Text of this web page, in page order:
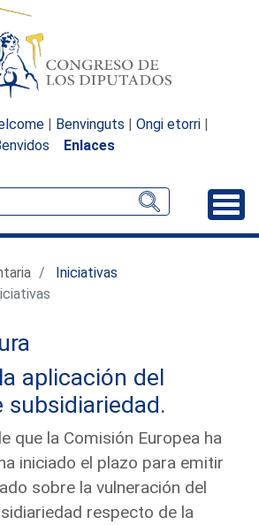
| Benvinguts | Ongi etorri |
Enlaces
Iniciativas
aplicación del
subsidiariedad.
que la Comisión Europea ha
iniciado el plazo para emitir
sobre la vulneración del
respecto de la